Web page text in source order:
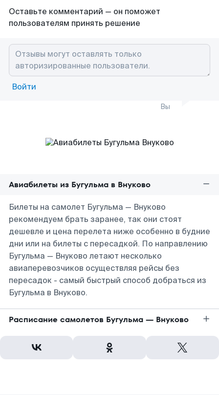
Оставьте комментарий — он поможет
пользователям принять решение
Войти
Вы
Авиабилеты из Бугульма в Внуково
Билеты на самолет Бугульма — Внуково
рекомендуем брать заранее, так они стоят
дешевле и цена перелета ниже особенно в будние
дни или на билеты с пересадкой. По направлению
Бугульма — Внуково летают несколько
авиаперевозчиков осуществляя рейсы без
пересадок - самый быстрый способ добраться из
Бугульма в Внуково.
Расписание самолетов Бугульма — Внуково